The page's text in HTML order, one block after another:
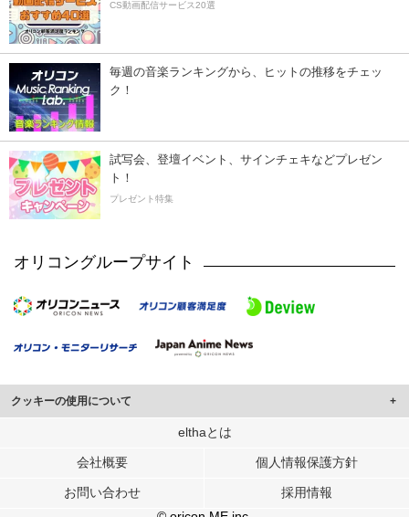
CS動画配信サービス20選
毎週の音楽ランキングから、ヒットの推移をチェッ
ク！
試写会、登壇イベント、サインチェキなどプレゼン
ト！
プレゼント特集
オリコングループサイト
クッキーの使用について
このサイトでは Cookie を使用して、ユーザーに合わせたコンテンツや広告の
行っています。
メディアや広告配信、データ解析の各パートナーに提供しています。
各パートナーは、この情報とユーザーが各パートナーに提供した他の情報や、
elthaとは
会社概要 個人情報保護方針
お問い合わせ
採用情報